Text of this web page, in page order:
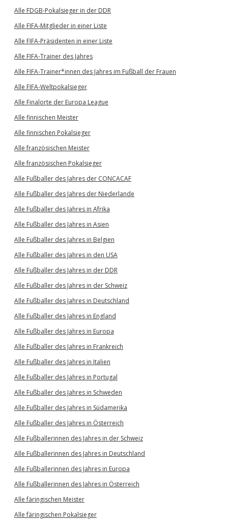
Alle FDGB-Pokalsieger in der DDR
Alle FIFA-Mitglieder in einer Liste
Alle FIFA-Präsidenten in einer Liste
Alle FIFA-Trainer des Jahres
Alle FIFA-Trainer*innen des Jahres im Fußball der Frauen
Alle FIFA-Weltpokalsieger
Alle Finalorte der Europa League
Alle finnischen Meister
Alle finnischen Pokalsieger
Alle französischen Meister
Alle französischen Pokalsieger
Alle Fußballer des Jahres der CONCACAF
Alle Fußballer des Jahres der Niederlande
Alle Fußballer des Jahres in Afrika
Alle Fußballer des Jahres in Asien
Alle Fußballer des Jahres in Belgien
Alle Fußballer des Jahres in den USA
Alle Fußballer des Jahres in der DDR
Alle Fußballer des Jahres in der Schweiz
Alle Fußballer des Jahres in Deutschland
Alle Fußballer des Jahres in England
Alle Fußballer des Jahres in Europa
Alle Fußballer des Jahres in Frankreich
Alle Fußballer des Jahres in Italien
Alle Fußballer des Jahres in Portugal
Alle Fußballer des Jahres in Schweden
Alle Fußballer des Jahres in Südamerika
Alle Fußballer des Jahres in Österreich
Alle Fußballerinnen des Jahres in der Schweiz
Alle Fußballerinnen des Jahres in Deutschland
Alle Fußballerinnen des Jahres in Europa
Alle Fußballerinnen des Jahres in Österreich
Alle färingischen Meister
Alle färingischen Pokalsieger